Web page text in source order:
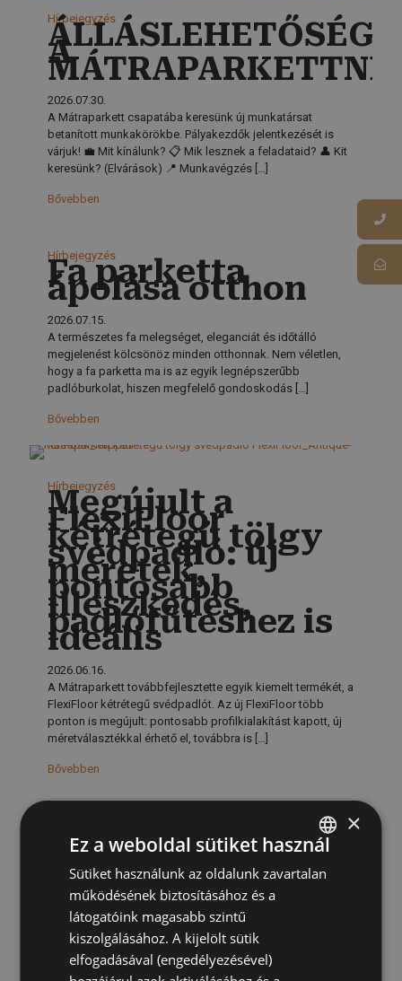
Hírbejegyzés
ÁLLÁSLEHETŐSÉG
A
2026.07.30.
A Mátraparkett csapatába keresünk új munkatársat
betanított munkakörökbe. Pályakezdők jelentkezését is
várjuk! 💼 Mit kínálunk? 📋 Mik lesznek a feladataid? 👤 Kit
keresünk? (Elvárások) 📍 Munkavégzés […]
Bővebben
Hírbejegyzés
Fa parketta
ápolása otthon
2026.07.15.
A természetes fa melegséget, eleganciát és időtálló
megjelenést kölcsönöz minden otthonnak. Nem véletlen,
hogy a fa parketta ma is az egyik legnépszerűbb
padlóburkolat, hiszen megfelelő gondoskodás […]
Bővebben
Hírbejegyzés
Megújult a
FlexiFloor
kétrétegű tölgy
svédpadló: új
méretek,
pontosabb
illeszkedés,
padlófűtéshez is
ideális
2026.06.16.
A Mátraparkett továbbfejlesztette egyik kiemelt termékét, a
FlexiFloor kétrétegű svédpadlót. Az új FlexiFloor több
ponton is megújult: pontosabb profilkialakítást kapott, új
méretválasztékkal érhető el, továbbra is […]
Bővebben
Időtálló
elegancia a
természet
erejével
2026.06.10.
Bemutatkozik a Mátraparkett új kollekciója A modern
belsőépítészet és lakberendezés folyamatosan változó
világában létezik egy olyan biztos pont, amely soha nem
HUNGARIAN
×
Ez a weboldal sütiket használ
Sütiket használunk az oldalunk zavartalan
működésének biztosításához és a
látogatóink magasabb szintű
kiszolgálásához. A kijelölt sütik
elfogadásával (engedélyezésével)